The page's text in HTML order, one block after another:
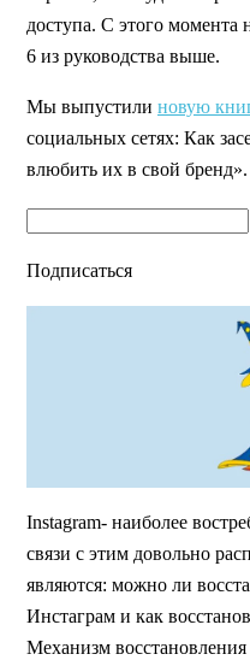
доступа. С этого
6 из руководства выше.
Мы выпустили новую
социальных сетях: Как
влюбить их в свой бренд».
Подписаться
Instagram- наиболее
связи с этим довольно
являются: можно ли
Инстаграм и как
Механизм